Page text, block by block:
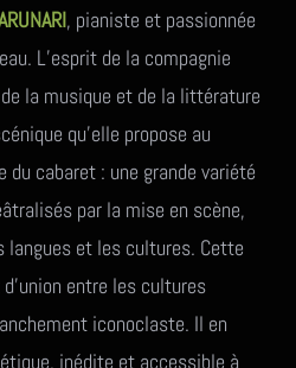
, pianiste et passionnée
L’esprit de la compagnie
la musique et de la littérature
qu’elle propose au
cabaret : une grande variété
par la mise en scène,
langues et les cultures. Cette
entre les cultures
iconoclaste. Il en
inédite et accessible à